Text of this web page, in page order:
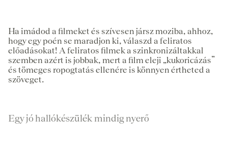
Ha imádod a filmeket és szívesen jársz moziba, ahhoz,
hogy egy poén se maradjon ki, válaszd a feliratos
előadásokat! A feliratos filmek a szinkronizáltakkal
szemben azért is jobbak, mert a film eleji „kukoricázás”
és tömeges ropogtatás ellenére is könnyen értheted a
szöveget.
Egy jó hallókészülék mindig nyerő